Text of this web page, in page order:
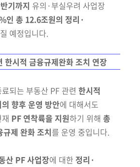
기까지 유의·부실우려 사업장
인 총 12.6조원의 정리·
예정입니다.
한시적 금융규제완화 조치 연장
되는 부동산 PF 관련 한시적
향후 운영 방안에 대해서도
PF 연착륙을 지원하기 위해 총
제 완화 조치를 운영 중입니다.
산 PF 사업장에 대한 정리·